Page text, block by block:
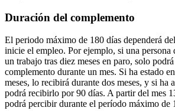
Duración del complemento
El periodo máximo de 180 días dependerá
inicie el empleo. Por ejemplo, si una persona
un trabajo tras diez meses en paro, solo
complemento durante un mes. Si ha estado
meses, lo recibirá durante dos meses, y si ha
podrá recibirlo por 90 días. A partir del mes
podrá percibir durante el período máximo de